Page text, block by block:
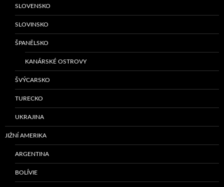
SLOVENSKO
SLOVINSKO
ŠPANĚLSKO
KANÁRSKÉ OSTROVY
ŠVÝCARSKO
TURECKO
UKRAJINA
JIŽNÍ AMERIKA
ARGENTINA
BOLÍVIE